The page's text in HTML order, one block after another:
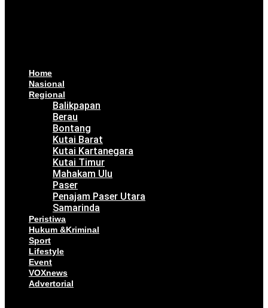
Home
Nasional
Regional
Balikpapan
Berau
Bontang
Kutai Barat
Kutai Kartanegara
Kutai Timur
Mahakam Ulu
Paser
Penajam Paser Utara
Samarinda
Peristiwa
Hukum &Kriminal
Sport
Lifestyle
Event
VOXnews
Advertorial